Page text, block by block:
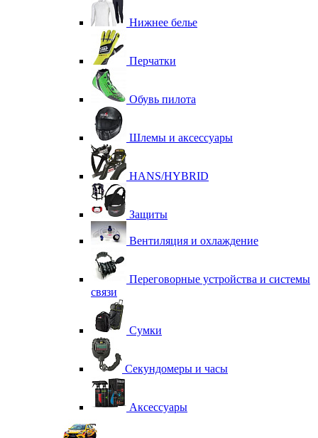
Нижнее белье
Перчатки
Обувь пилота
Шлемы и аксессуары
HANS/HYBRID
Защиты
Вентиляция и охлаждение
Переговорные устройства и системы
связи
Сумки
Секундомеры и часы
Аксессуары